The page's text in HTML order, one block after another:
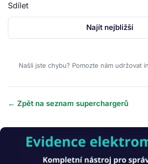
Sdílet
Najít nejbližší
Našli jste chybu? Pomozte nám udržovat
← Zpět na seznam superchargerů
Obrázek